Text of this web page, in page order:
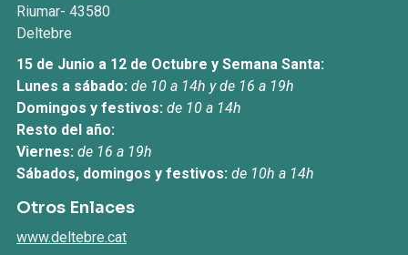
Riumar- 43580
Deltebre
15 de Junio a 12 de Octubre y Semana Santa:
Lunes a sábado: de 10 a 14h y de 16 a 19h
Domingos y festivos: de 10 a 14h
Resto del año:
Viernes: de 16 a 19h
Sábados, domingos y festivos: de 10h a 14h
Otros Enlaces
www.deltebre.cat